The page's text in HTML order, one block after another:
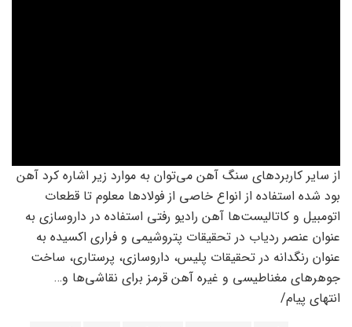
از سایر کاربردهای سنگ آهن می‌توان به موارد زیر اشاره کرد آهن
بود شده استفاده از انواع خاصی از فولادها معلوم تا قطعات
اتومبیل و کاتالیست‌ها آهن رادیو رفتی استفاده در داروسازی به
عنوان عنصر ردیاب در تحقیقات پتروشیمی و فراری اکسیده به
عنوان رنگدانه در تحقیقات پلیس، داروسازی، پرستاری، ساخت
جوهرهای مغناطیسی و غیره آهن قرمز برای نقاشی‌ها و…
انتهای پیام/